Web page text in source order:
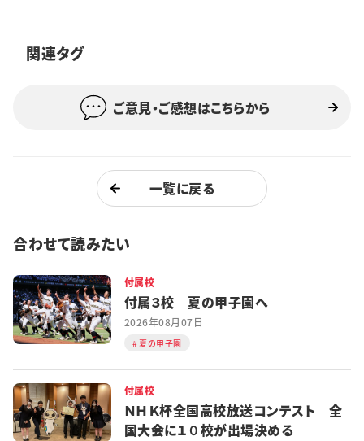
イベント
購読 日大文芸賞
関連タグ
ご意見・ご感想はこちらから
一覧に戻る
合わせて読みたい
付属校
付属３校 夏の甲子園へ
2026年08月07日
夏の甲子園
付属校
ＮＨＫ杯全国高校放送コンテスト 全
国大会に１０校が出場決める